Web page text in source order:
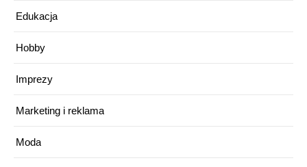
Edukacja
Hobby
Imprezy
Marketing i reklama
Moda